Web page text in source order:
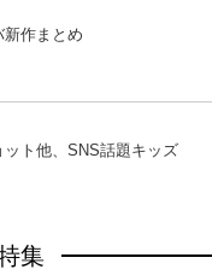
作まとめ
ト他、SNS話題キッズ
集